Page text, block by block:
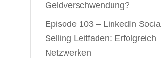
Geldverschwendung?
Episode 103 – LinkedIn Social
Selling Leitfaden: Erfolgreich
Netzwerken